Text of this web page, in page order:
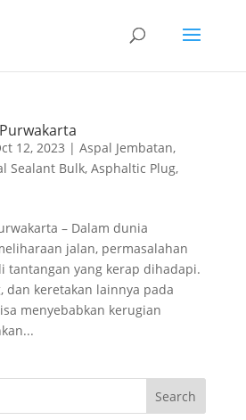
12, 2023 | Aspal Jembatan,
Sealant Bulk, Asphaltic Plug,
– Dalam dunia
jalan, permasalahan
tantangan yang kerap dihadapi.
dan keretakan lainnya pada
menyebabkan kerugian
Search